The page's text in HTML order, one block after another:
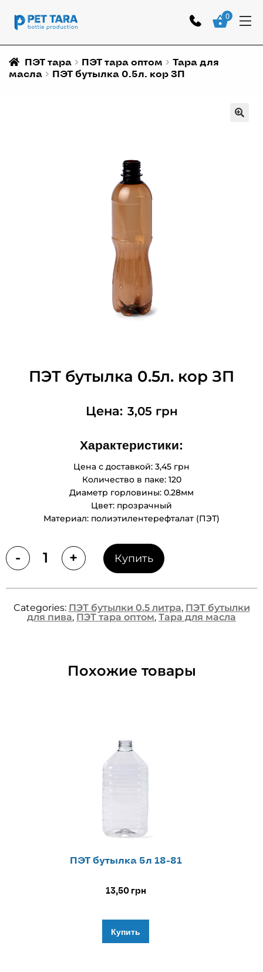
0
ПЭТ тара ПЭТ тара оптом
Тара для
масла
ПЭТ бутылка 0.5л. кор ЗП
ПЭТ бутылка 0.5л. кор ЗП
3,05 грн
Характеристики:
Цена с доставкой: 3,45 грн
Количество в паке: 120
Диаметр горловины: 0.28мм
Цвет: прозрачный
Материал: полиэтилентерефталат (ПЭТ)
Quantity
- + Купить
Categories: ПЭТ бутылки 0.5 литра, ПЭТ бутылки
для пива, ПЭТ тара оптом, Тара для масла
Похожие товары
ПЭТ бутылка 5л 18-81
13,50 грн
Купить